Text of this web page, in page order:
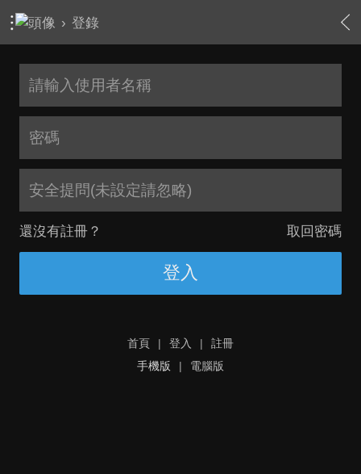
› 登錄
安全提問(未設定請忽略)
還沒有註冊？ 取回密碼
登入
首頁 | 登入 |
註冊
手機版
| 電腦版